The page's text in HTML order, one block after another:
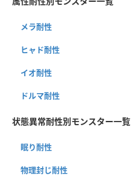
メラ耐性
ヒャド耐性
イオ耐性
ドルマ耐性
状態異常耐性別モンスター一覧
眠り耐性
物理封じ耐性